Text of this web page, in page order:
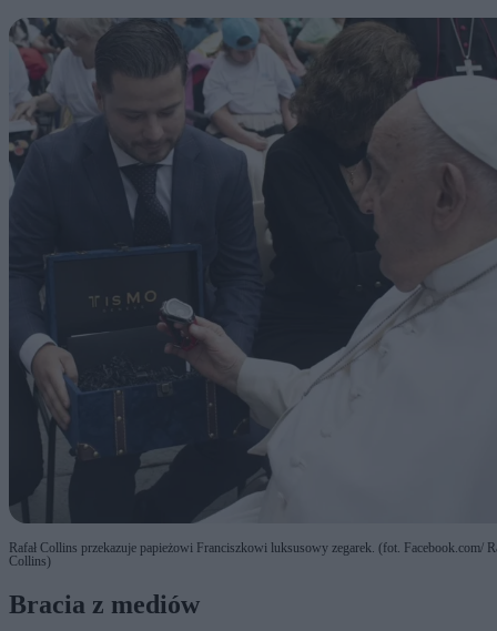
Rafał Collins przekazuje papieżowi Franciszkowi luksusowy zegarek. (fot. Facebook.com/
Collins)
Bracia z mediów